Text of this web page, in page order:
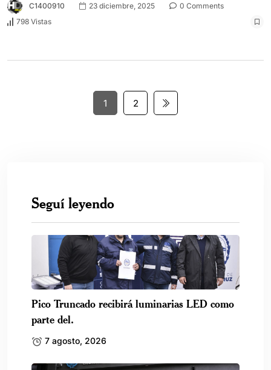
C1400910 23 diciembre, 2025
0 Comments
798 Vistas
1 2
Seguí leyendo
Pico Truncado recibirá luminarias LED como
parte del.
7 agosto, 2026